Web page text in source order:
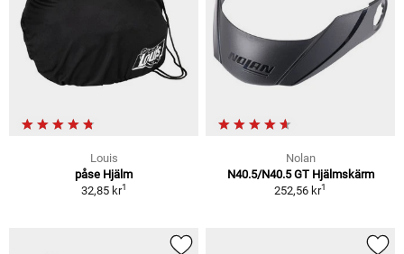
Louis
påse Hjälm
32,85 kr1
Nolan
N40.5/N40.5 GT Hjälmskärm
252,56 kr1